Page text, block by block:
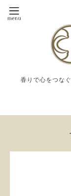
香りで心をつな